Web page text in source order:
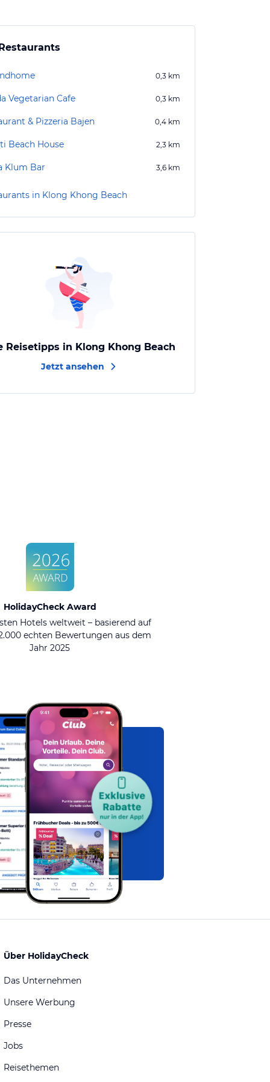
0,3 km
Vegetarian Cafe 0,3 km
& Pizzeria Bajen 0,4 km
Beach House 2,3 km
Klum Bar 3,6 km
in Klong Khong Beach
Reisetipps in Klong Khong Beach
Jetzt ansehen
HolidayCheck Award
Hotels weltweit – basierend auf
echten Bewertungen aus dem
Jahr 2025
Über HolidayCheck
Das Unternehmen
Unsere Werbung
Presse
Jobs
Reisethemen